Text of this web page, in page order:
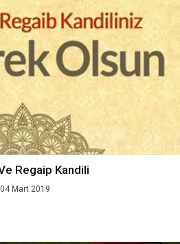
Regaip Kandili
04 Mart 2019